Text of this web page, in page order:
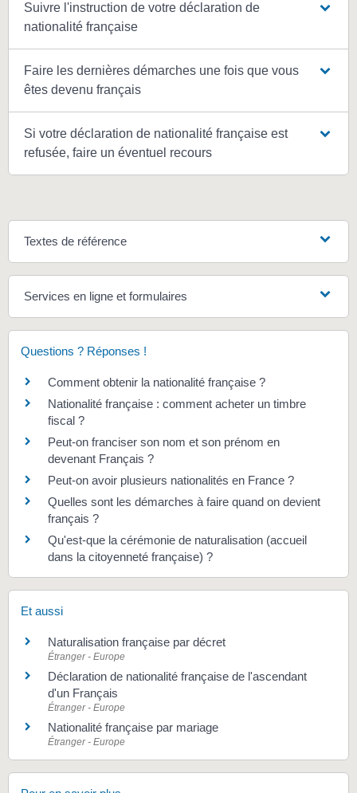
Suivre l'instruction de votre déclaration de
nationalité française
Faire les dernières démarches une fois que vous
êtes devenu français
Si votre déclaration de nationalité française est
refusée, faire un éventuel recours
Textes de référence
Services en ligne et formulaires
Questions ? Réponses !
Comment obtenir la nationalité française ?
Nationalité française : comment acheter un timbre
fiscal ?
Peut-on franciser son nom et son prénom en
devenant Français ?
Peut-on avoir plusieurs nationalités en France ?
Quelles sont les démarches à faire quand on devient
français ?
Qu'est-que la cérémonie de naturalisation (accueil
dans la citoyenneté française) ?
Et aussi
Naturalisation française par décret
Étranger - Europe
Déclaration de nationalité française de l'ascendant
d'un Français
Étranger - Europe
Nationalité française par mariage
Étranger - Europe